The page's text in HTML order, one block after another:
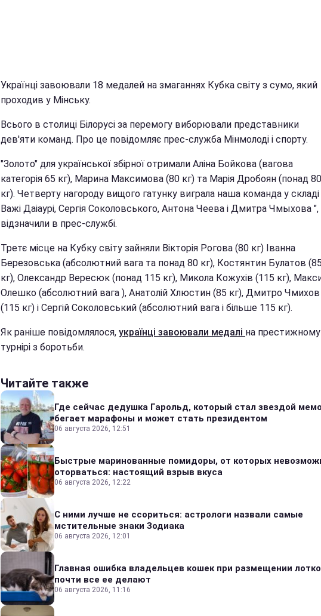
Українці завоювали 18 медалей на змаганнях Кубка світу з сумо, який
проходив у Мінську.
Всього в столиці Білорусі за перемогу виборювали представники
дев'яти команд. Про це повідомляє прес-служба Мінмолоді і спорту.
"Золото" для української збірної отримали Аліна Бойкова (вагова
категорія 65 кг), Марина Максимова (80 кг) та Марія Дробоян (понад 80
кг). Четверту нагороду вищого гатунку виграла наша команда у складі
Важі Даіаурі, Сергія Соколовського, Антона Чеева і Дмитра Чмыхова ",
відзначили в прес-службі.
Третє місце на Кубку світу зайняли Вікторія Рогова (80 кг) Іванна
Березовська (абсолютний вага та понад 80 кг), Костянтин Булатов (85
кг), Олександр Вересюк (понад 115 кг), Микола Кожухів (115 кг),
Олешко (абсолютний вага ), Анатолій Хлюстин (85 кг), Дмитро Чмихов
(115 кг) і Сергій Соколовський (абсолютний вага і більше 115 кг).
Як раніше повідомлялося, українці завоювали медалі на престижному
турнірі з боротьби.
Читайте также
Где сейчас дедушка Гарольд, который стал звездой
бегает марафоны и может стать президентом
06 августа 2026, 12:51
Быстрые маринованные помидоры, от которых
оторваться: настоящий взрыв вкуса
06 августа 2026, 12:22
С ними лучше не ссориться: астрологи назвали самые
мстительные знаки Зодиака
06 августа 2026, 12:01
Главная ошибка владельцев кошек при размещении
почти все ее делают
06 августа 2026, 11:16